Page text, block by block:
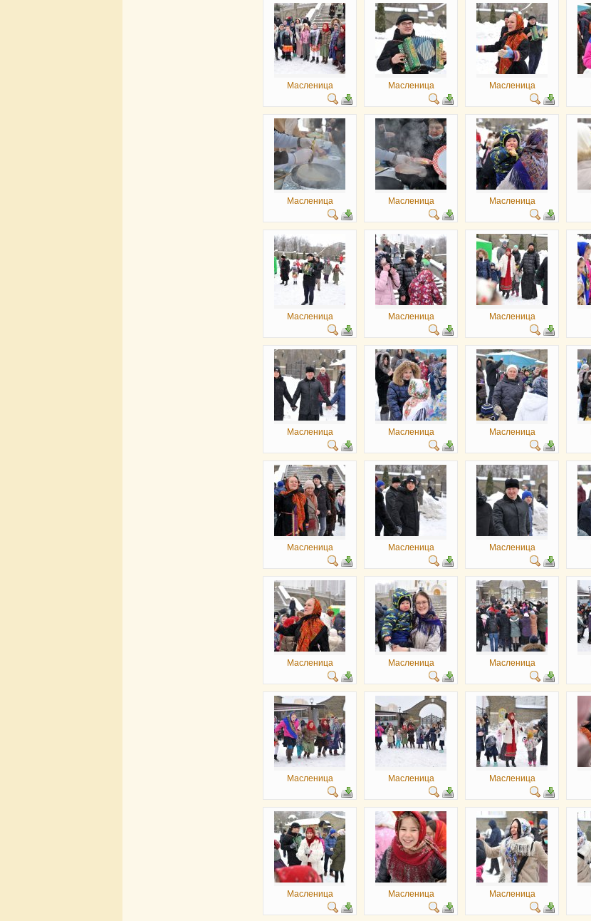
Масленица Масленица Масленица
Масленица Масленица Масленица
Масленица Масленица Масленица
Масленица Масленица Масленица
Масленица Масленица Масленица
Масленица Масленица Масленица
Масленица Масленица Масленица
Масленица Масленица Масленица